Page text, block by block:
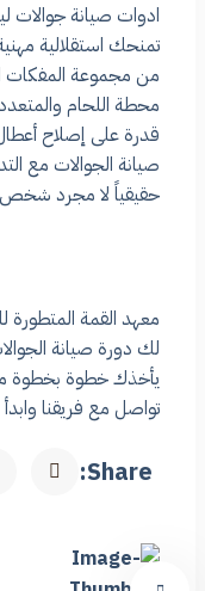
ادوات صيانة
تمنحك استقلالية
من مجموعة المفكات
محطة اللحام
قدرة على إصلاح
صيانة الجوالات مع
حقيقياً لا مجرد
لك دورة صيانة
يأخذك خطوة بخطوة من
تواصل مع فريقنا
Share: